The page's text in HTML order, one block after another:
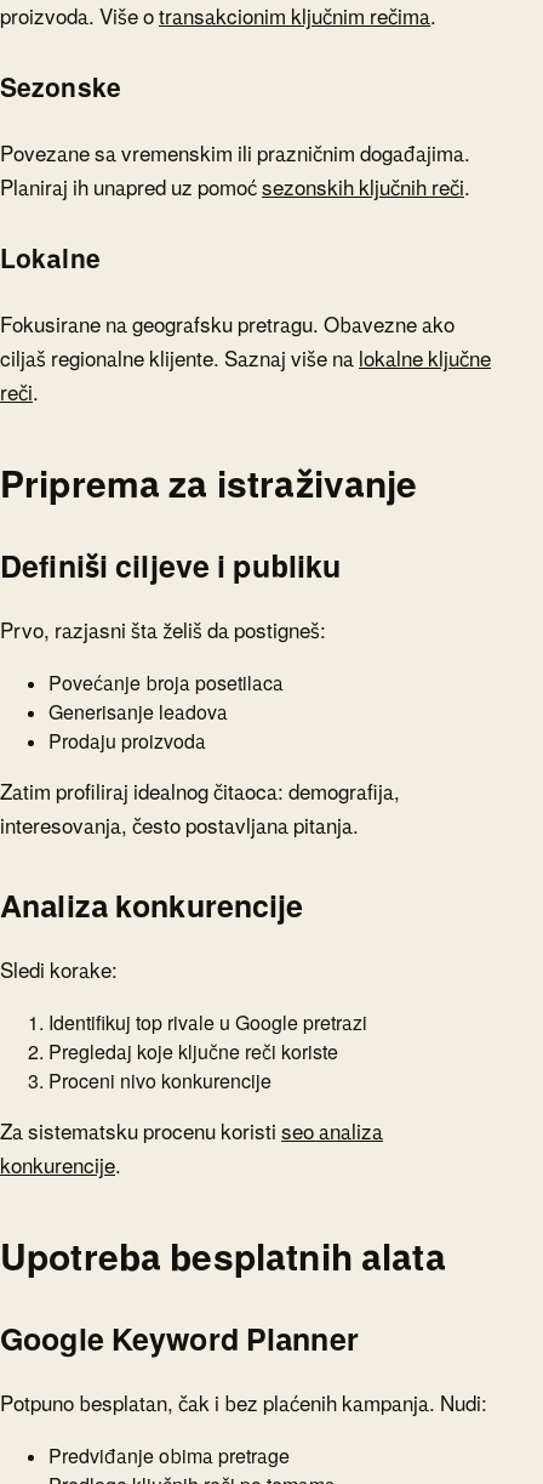
proizvoda. Više otransakcionim ključnim rečima.
Sezonske
Povezane sa vremenskim ili prazničnim događajima.
Planiraj ih unapred uz pomoćsezonskih ključnih reči.
Lokalne
Fokusirane na geografsku pretragu. Obavezne ako
ciljaš regionalne klijente. Saznaj više na lokalne ključne
reči.
Priprema za istraživanje
Definiši ciljeve i publiku
Prvo, razjasni šta želiš da postigneš:
Povećanje broja posetilaca
Generisanje leadova
Prodaju proizvoda
Zatim profiliraj idealnog čitaoca: demografija,
interesovanja, često postavljana pitanja.
Analiza konkurencije
Sledi korake:
Identifikuj top rivale u Google pretrazi
Pregledaj koje ključne reči koriste
Proceni nivo konkurencije
Za sistematsku procenu koristi seo analiza
konkurencije.
Upotreba besplatnih alata
Google Keyword Planner
Potpuno besplatan, čak i bez plaćenih kampanja. Nudi:
Predviđanje obima pretrage